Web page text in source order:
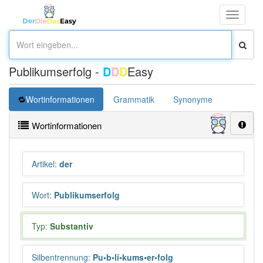
Toggle
Publikumserfolg - DDDEasy
Wortinformationen Grammatik Synonyme
Wortinformationen
Artikel: der
Wort: Publikumserfolg
Typ: Substantiv
Silbentrennung: Pu•b•li•kums•er•folg